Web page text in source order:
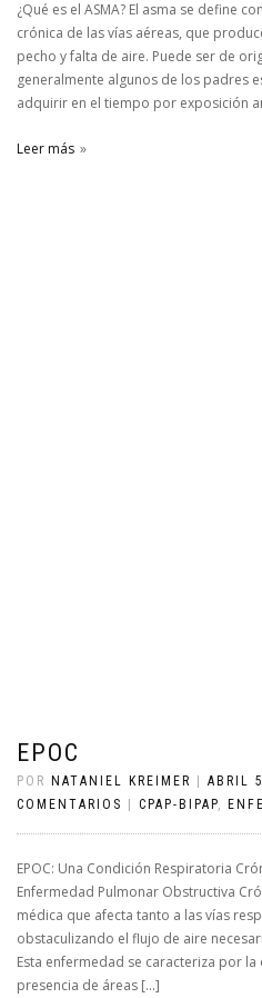
¿Qué es el ASMA? El asma se define
crónica de las vías aéreas, que
pecho y falta de aire. Puede ser de
generalmente algunos de los padres
adquirir en el tiempo por exposición
Leer más
EPOC
POR NATANIEL KREIMER ABRIL
COMENTARIOS
CPAP-BIPAP,
EPOC: Una Condición Respiratoria
Enfermedad Pulmonar Obstructiva
médica que afecta tanto a las vías
obstaculizando el flujo de aire
Esta enfermedad se caracteriza por
presencia de áreas […]